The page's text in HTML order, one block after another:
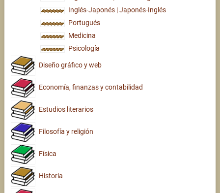
Inglés-Japonés | Japonés-Inglés
Portugués
Medicina
Psicología
Diseño gráfico y web
Economía, finanzas y contabilidad
Estudios literarios
Filosofía y religión
Física
Historia